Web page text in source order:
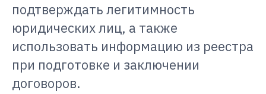
подтверждать легитимность
юридических лиц, а также
использовать информацию из реестра
при подготовке и заключении
договоров.